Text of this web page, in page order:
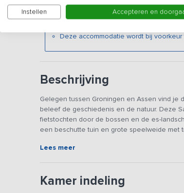
Let op: een kijkafspraak is bij dit
Deze accommodatie wordt bij
Beschrijving
Gelegen tussen Groningen en Assen vind je
beleef de geschiedenis en de natuur. Deze
fietstochten door de bossen en de es-
een beschutte tuin en grote speelweide met
buitensauna, hottub en barbecueplaats kun
keuken met onder andere een 5-pits fornuis
Lees meer
Kamer indeling
Instellen Accepteren en